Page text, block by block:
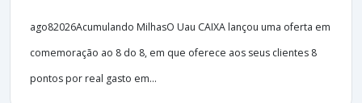
ago82026Acumulando MilhasO Uau CAIXA lançou uma oferta em
comemoração ao 8 do 8, em que oferece aos seus clientes 8
pontos por real gasto em...